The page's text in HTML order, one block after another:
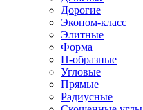
Дорогие
Эконом-класс
Элитные
Форма
П-образные
Угловые
Прямые
Радиусные